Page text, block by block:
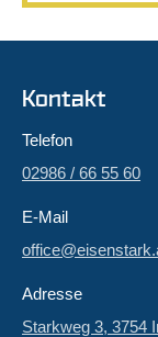
Kontakt
Telefon
02986 / 66 55 60
E-Mail
Adresse
Starkweg 3, 3754